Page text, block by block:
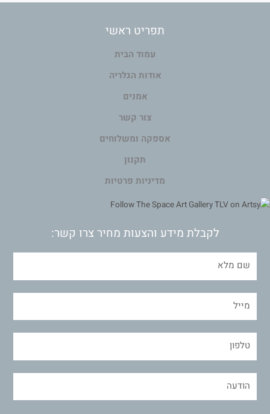
תפריט ראשי
עמוד הבית
אודות הגלריה
אמנים
צור קשר
אספקה ומשלוחים
תקנון
מדיניות פרטיות
לקבלת מידע והצעות מחיר צרו קשר: